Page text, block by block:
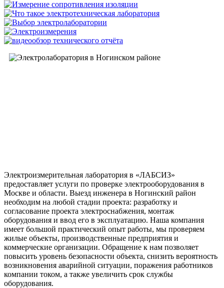
Электроизмерительная лаборатория в «ЛАБСИЗ»
предоставляет услуги по проверке электрооборудования в
Москве и области. Выезд инженера в Ногинский район
необходим на любой стадии проекта: разработку и
согласование проекта электроснабжения, монтаж
оборудования и ввод его в эксплуатацию. Наша компания
имеет большой практический опыт работы, мы проверяем
жилые объекты, производственные предприятия и
коммерческие организации. Обращение к нам позволяет
повысить уровень безопасности объекта, снизить вероятность
возникновения аварийной ситуации, поражения работников
компании током, а также увеличить срок службы
оборудования.